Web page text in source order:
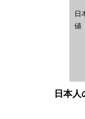
日
値
日本